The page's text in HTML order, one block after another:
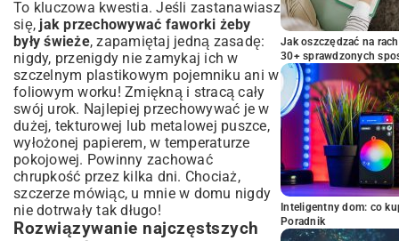
To kluczowa kwestia. Jeśli zastanawiasz
się, jak przechowywać faworki żeby
były świeże, zapamiętaj jedną zasadę:
nigdy, przenigdy nie zamykaj ich w
szczelnym plastikowym pojemniku ani w
foliowym worku! Zmiękną i stracą cały
swój urok. Najlepiej przechowywać je w
dużej, tekturowej lub metalowej puszce,
wyłożonej papierem, w temperaturze
pokojowej. Powinny zachować
chrupkość przez kilka dni. Chociaż,
szczerze mówiąc, u mnie w domu nigdy
nie dotrwały tak długo!
Rozwiązywanie najczęstszych
Jak oszczędzać na
30+ sprawdzonych
Inteligentny dom: co
Poradnik